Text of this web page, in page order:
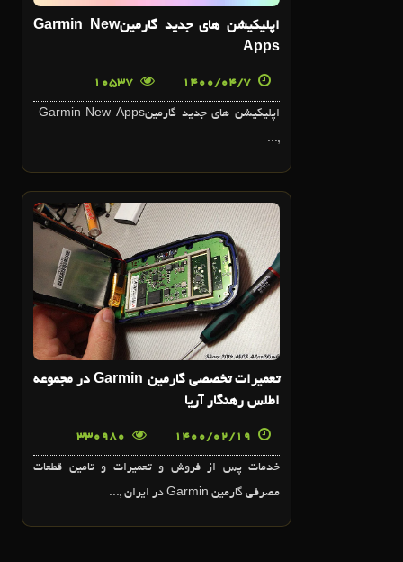
اپليکيشن هاي جديد گارمينGarmin New
Apps
,...
تعميرات تخصصي گارمين Garmin در مجموعه
اطلس رهنگار آريا
19
خدمات پس از فروش و تعميرات و تامين قطعات
مصرفي گارمين Garmin در ايران ,...